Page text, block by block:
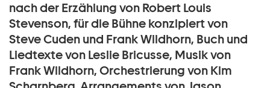
nach der Erzählung von Robert Louis
Stevenson, für die Bühne konzipiert von
Steve Cuden und Frank Wildhorn, Buch und
Liedtexte von Leslie Bricusse, Musik von
Frank Wildhorn, Orchestrierung von Kim